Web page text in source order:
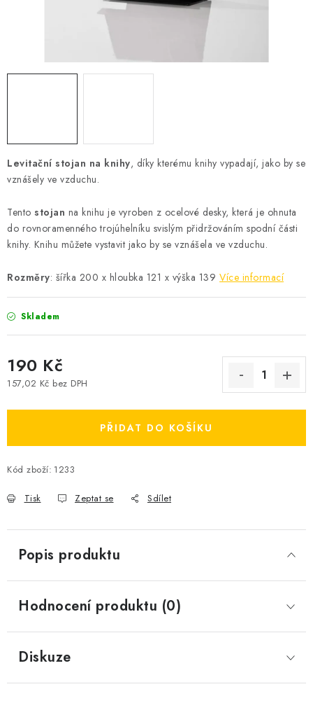
Podmínky vrácení peněz
Nepřebraná dobírka
Levitační stojan na knihy, díky kterému knihy vypadají, jako by se
vznášely ve vzduchu.
Tento stojan na knihu je vyroben z ocelové desky, která je ohnuta
do rovnoramenného trojúhelníku svislým přidržováním spodní části
knihy. Knihu můžete vystavit jako by se vznášela ve vzduchu.
Rozměry: šířka 200 x hloubka 121 x výška 139 Více informací
Skladem
190 Kč
157,02 Kč bez DPH
PŘIDAT DO KOŠÍKU
Kód zboží: 1233
Tisk Zeptat se Sdílet
Popis produktu
Hodnocení produktu (0)
Diskuze